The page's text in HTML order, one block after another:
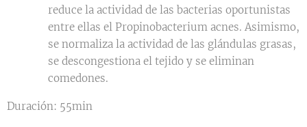
reduce la actividad de las bacterias oportunistas
entre ellas el Propinobacterium acnes. Asimismo,
se normaliza la actividad de las glándulas grasas,
se descongestiona el tejido y se eliminan
comedones.
Duración: 55min